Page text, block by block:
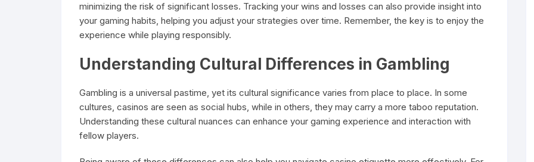
minimizing the risk of significant losses. Tracking your wins and losses can also provide insight into
your gaming habits, helping you adjust your strategies over time. Remember, the key is to enjoy the
experience while playing responsibly.
Understanding Cultural Differences in Gambling
Gambling is a universal pastime, yet its cultural significance varies from place to place. In some
cultures, casinos are seen as social hubs, while in others, they may carry a more taboo reputation.
Understanding these cultural nuances can enhance your gaming experience and interaction with
fellow players.